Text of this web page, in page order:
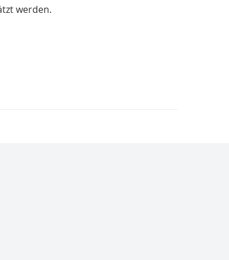
werden.